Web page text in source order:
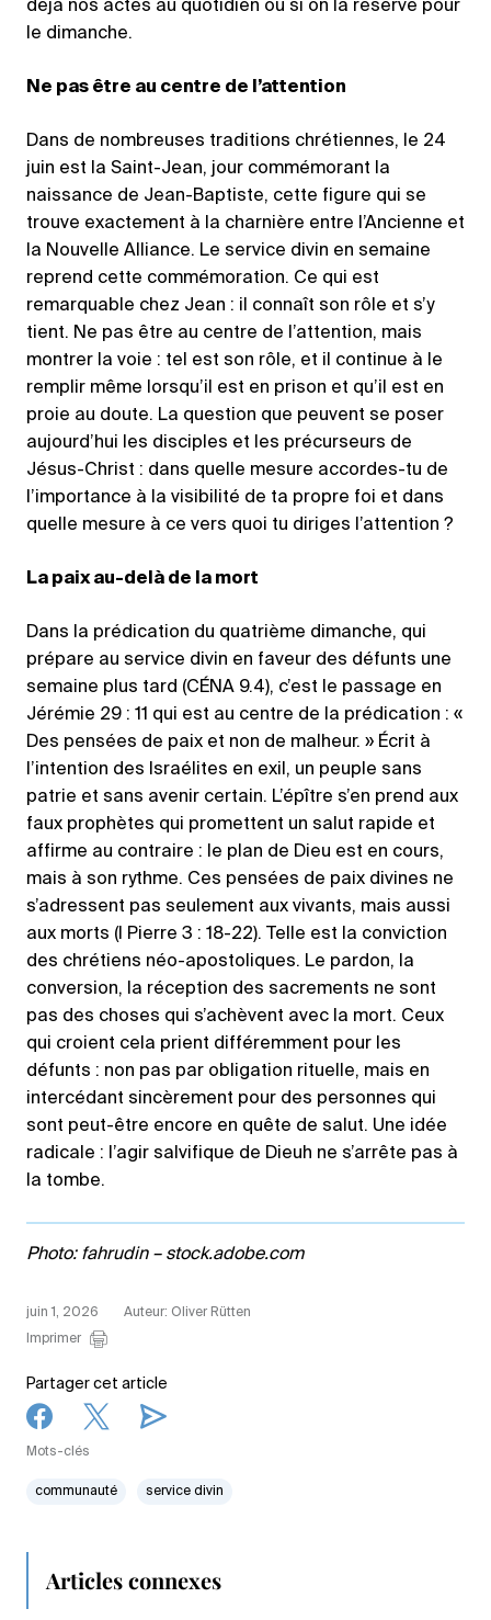
déjà nos actes au quotidien ou si on la réserve pour
le dimanche.
Ne pas être au centre de l’attention
Dans de nombreuses traditions chrétiennes, le 24
juin est la Saint-Jean, jour commémorant la
naissance de Jean-Baptiste, cette figure qui se
trouve exactement à la charnière entre l’Ancienne et
la Nouvelle Alliance. Le service divin en semaine
reprend cette commémoration. Ce qui est
remarquable chez Jean : il connaît son rôle et s’y
tient. Ne pas être au centre de l’attention, mais
montrer la voie : tel est son rôle, et il continue à le
remplir même lorsqu’il est en prison et qu’il est en
proie au doute. La question que peuvent se poser
aujourd’hui les disciples et les précurseurs de
Jésus-Christ : dans quelle mesure accordes-tu de
l’importance à la visibilité de ta propre foi et dans
quelle mesure à ce vers quoi tu diriges l’attention ?
La paix au-delà de la mort
Dans la prédication du quatrième dimanche, qui
prépare au service divin en faveur des défunts une
semaine plus tard (CÉNA 9.4), c’est le passage en
Jérémie 29 : 11 qui est au centre de la prédication : «
Des pensées de paix et non de malheur. » Écrit à
l’intention des Israélites en exil, un peuple sans
patrie et sans avenir certain. L’épître s’en prend aux
faux prophètes qui promettent un salut rapide et
affirme au contraire : le plan de Dieu est en cours,
mais à son rythme. Ces pensées de paix divines ne
s’adressent pas seulement aux vivants, mais aussi
aux morts (I Pierre 3 : 18-22). Telle est la conviction
des chrétiens néo-apostoliques. Le pardon, la
conversion, la réception des sacrements ne sont
pas des choses qui s’achèvent avec la mort. Ceux
qui croient cela prient différemment pour les
défunts : non pas par obligation rituelle, mais en
intercédant sincèrement pour des personnes qui
sont peut-être encore en quête de salut. Une idée
radicale : l’agir salvifique de Dieuh ne s’arrête pas à
la tombe.
Photo: fahrudin – stock.adobe.com
juin 1, 2026
Auteur: Oliver Rütten
Imprimer
Partager cet article
Mots-clés
communauté service divin
Articles connexes